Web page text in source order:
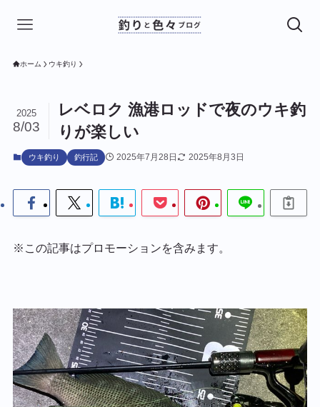
ホーム ウキ釣り
レベロク 漁港ロッドで夜のウキ釣
りが楽しい
2025
8/03
ウキ釣り 釣行記 2025年7月28日 2025年8月3日
※この記事はプロモーションを含みます。